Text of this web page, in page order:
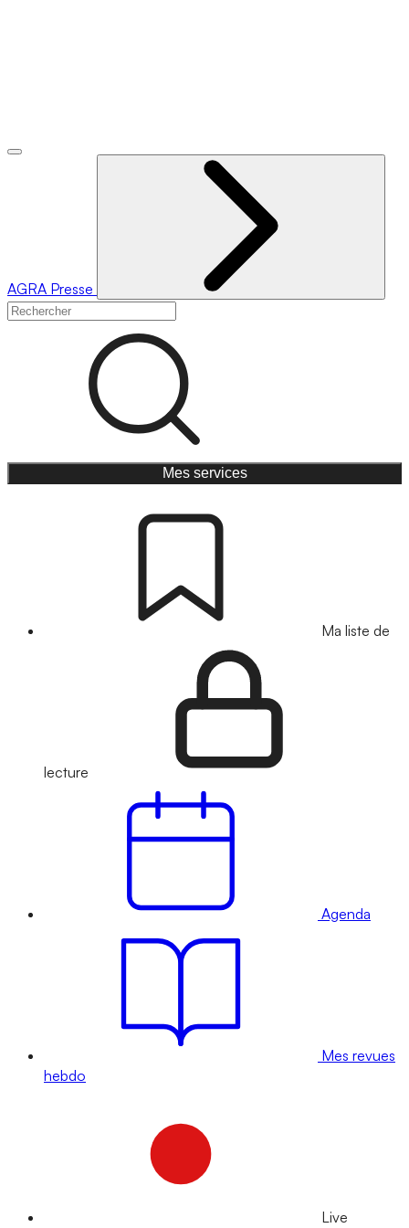
AGRA Presse
Mes services
Ma liste de
lecture
Agenda
Mes revues
hebdo
Live